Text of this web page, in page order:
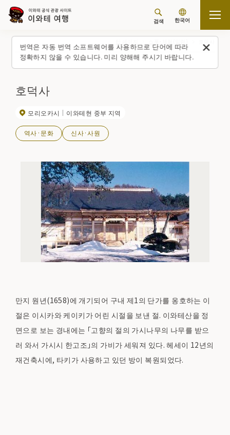
번역은 자동 번역 소프트웨어를 사용하므로 단어에 따라
정확하지 않을 수 있습니다. 미리 양해해 주시기 바랍니다.
검색 한국어
호덕사
모리오카시 이와테현 중부 지역
역사·문화 신사·사원
만지 원년(1658)에 개기되어 구내 제1의 단가를 옹호하는 이
절은 이시카와 케이키가 어린 시절을 보낸 절. 이와테산을 정
면으로 보는 경내에는 「고향의 절의 가시나무의 나무를 받으
러 와서 가시시 한고조」의 가비가 세워져 있다. 헤세이 12년의
재건축시에, 타키가 사용하고 있던 방이 복원되었다.